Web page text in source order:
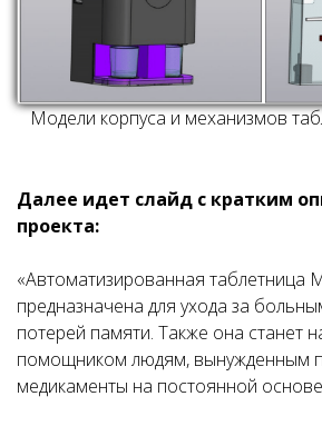
Модели корпуса и механизмов
Далее идет слайд с кратким
проекта:
«Автоматизированная таблетница
предназначена для ухода за
потерей памяти. Также она станет
помощником людям, вынужденным
медикаменты на постоянной